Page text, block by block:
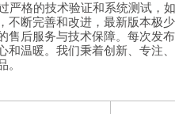
严格的技术验证和系统测试，
不断完善和改进，最新版本极
售后服务与技术保障。每次发
和温暖。我们秉着创新、专注
。